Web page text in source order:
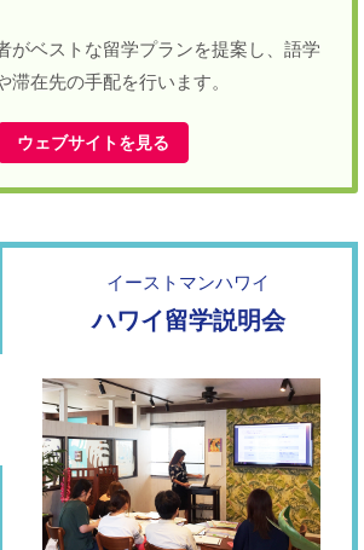
がベストな留学プランを提案し、語学
滞在先の手配を行います。
ウェブサイトを見る
イーストマンハワイ
ハワイ留学説明会